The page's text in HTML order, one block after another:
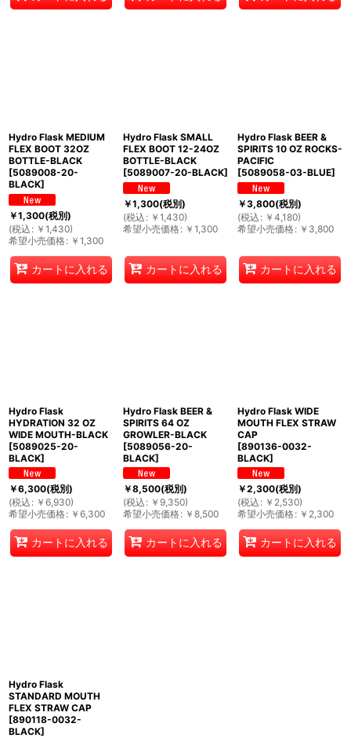
Hydro Flask MEDIUM
FLEX BOOT 32OZ
BOTTLE-BLACK
[5089008-20-
BLACK]
￥1,300(税別)
(税込 : ￥ 1,430)
希望小売価格: ￥ 1,300
カートに入れる
Hydro Flask SMALL
FLEX BOOT 12-24OZ
BOTTLE-BLACK
[5089007-20-BLACK]
￥1,300(税別)
(税込 : ￥ 1,430)
希望小売価格: ￥ 1,300
カートに入れる
Hydro Flask BEER &
SPIRITS 10 OZ ROCKS-
PACIFIC
[5089058-03-BLUE]
￥3,800(税別)
(税込 : ￥ 4,180)
希望小売価格: ￥ 3,800
カートに入れる
Hydro Flask
HYDRATION 32 OZ
WIDE MOUTH-BLACK
[5089025-20-
BLACK]
￥6,300(税別)
(税込 : ￥ 6,930)
希望小売価格: ￥ 6,300
カートに入れる
Hydro Flask BEER &
SPIRITS 64 OZ
GROWLER-BLACK
[5089056-20-
BLACK]
￥8,500(税別)
(税込 : ￥ 9,350)
希望小売価格: ￥ 8,500
カートに入れる
Hydro Flask WIDE
MOUTH FLEX STRAW
CAP
[890136-0032-
BLACK]
￥2,300(税別)
(税込 : ￥ 2,530)
希望小売価格: ￥ 2,300
カートに入れる
Hydro Flask
STANDARD MOUTH
FLEX STRAW CAP
[890118-0032-
BLACK]